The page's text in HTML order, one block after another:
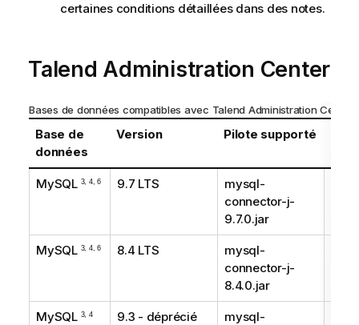
certaines conditions détaillées dans des notes.
Talend Administration Center
Bases de données compatibles avec Talend Administration Center
Base de
données
Version Pilote supporté
MySQL 3, 4, 6 9.7 LTS
mysql-
connector-j-
9.7.0.jar
MySQL 3, 4, 6 8.4 LTS
mysql-
connector-j-
8.4.0.jar
MySQL 3, 4
9.3 - déprécié
mysql-